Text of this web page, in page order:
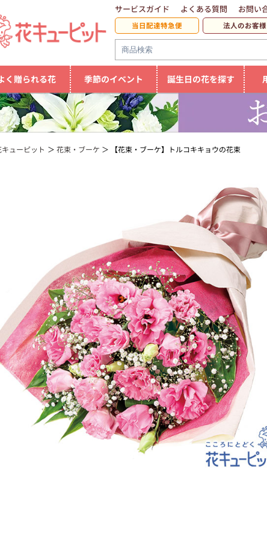
サービスガイド よくある質問 お問い
当日配達特急便 法人のお客様
く贈られる花 季節のイベント 誕生日の花を探す
キューピット 花束・ブーケ 【花束・ブーケ】トルコキキョウの花束